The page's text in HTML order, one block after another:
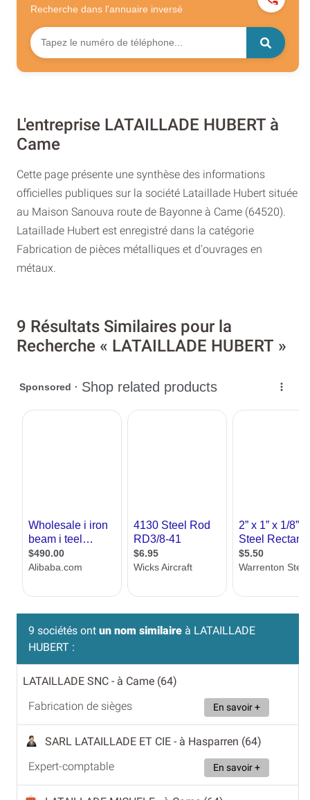
Recherche dans l'annuaire inversé
L'entreprise LATAILLADE HUBERT à
Came
Cette page présente une synthèse des informations
officielles publiques sur la société Lataillade Hubert située
au Maison Sanouva route de Bayonne à Came (64520).
Lataillade Hubert est enregistré dans la catégorie
Fabrication de pièces métalliques et d'ouvrages en
métaux.
9 Résultats Similaires pour la
Recherche « LATAILLADE HUBERT »
9 sociétés ont un nom similaire à LATAILLADE
HUBERT :
LATAILLADE SNC - à Came (64)
Fabrication de sièges
En savoir +
SARL LATAILLADE ET CIE - à Hasparren (64)
Expert-comptable
En savoir +